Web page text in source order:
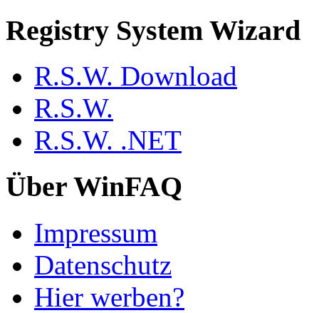
Registry System Wizard
R.S.W. Download
R.S.W.
R.S.W. .NET
Über WinFAQ
Impressum
Datenschutz
Hier werben?